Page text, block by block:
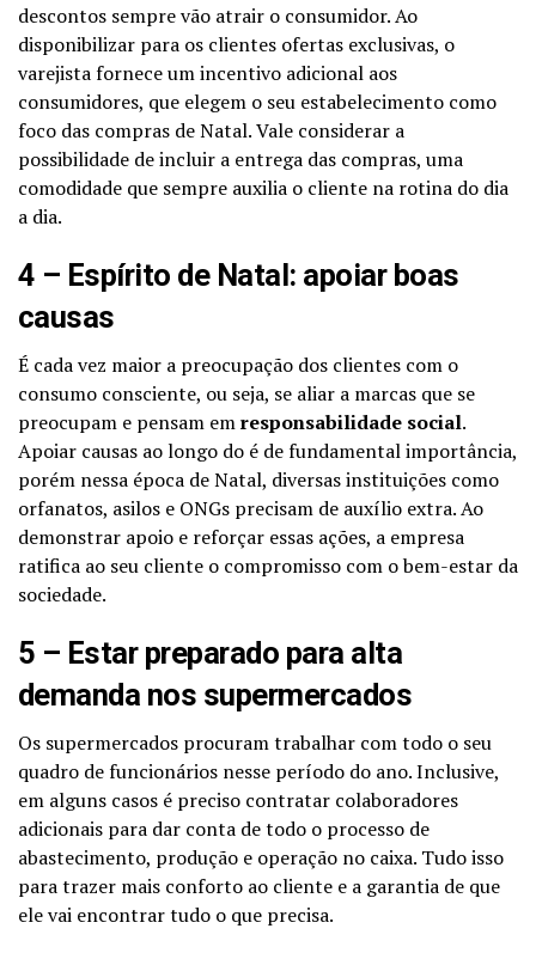
descontos sempre vão atrair o consumidor. Ao
disponibilizar para os clientes ofertas exclusivas, o
varejista fornece um incentivo adicional aos
consumidores, que elegem o seu estabelecimento como
foco das compras de Natal. Vale considerar a
possibilidade de incluir a entrega das compras, uma
comodidade que sempre auxilia o cliente na rotina do dia
a dia.
4 – Espírito de Natal: apoiar boas
causas
É cada vez maior a preocupação dos clientes com o
consumo consciente, ou seja, se aliar a marcas que se
preocupam e pensam emresponsabilidade social.
Apoiar causas ao longo do é de fundamental importância,
porém nessa época de Natal, diversas instituições como
orfanatos, asilos e ONGs precisam de auxílio extra. Ao
demonstrar apoio e reforçar essas ações, a empresa
ratifica ao seu cliente o compromisso com o bem-estar da
sociedade.
5 – Estar preparado para alta
demanda nos supermercados
Os supermercados procuram trabalhar com todo o seu
quadro de funcionários nesse período do ano. Inclusive,
em alguns casos é preciso contratar colaboradores
adicionais para dar conta de todo o processo de
abastecimento, produção e operação no caixa. Tudo isso
para trazer mais conforto ao cliente e a garantia de que
ele vai encontrar tudo o que precisa.